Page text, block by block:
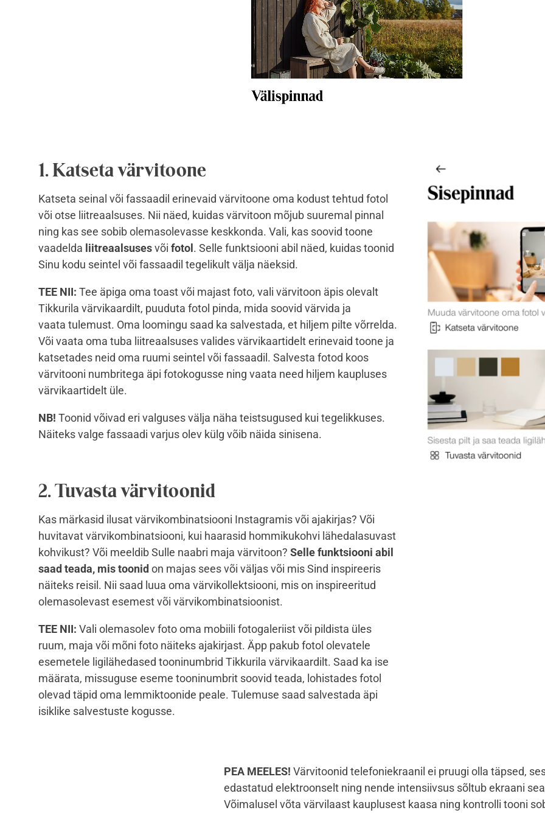
1.Katseta värvitoone
Katseta seinal või fassaadil erinevaid värvitoone oma kodust tehtud fotol
või otse liitreaalsuses. Nii näed, kuidas värvitoon mõjub suuremal pinnal
ning kas see sobib olemasolevasse keskkonda. Vali, kas soovid toone
vaadelda liitreaalsusesvõi fotol . Selle funktsiooni abil näed, kuidas toonid
Sinu kodu seintel või fassaadil tegelikult välja näeksid.
TEE NII: Tee äpiga oma toast või majast foto, vali värvitoon äpis olevalt
Tikkurila värvikaardilt, puuduta fotol pinda, mida soovid värvida ja
vaata tulemust. Oma loomingu saad ka salvestada, et hiljem pilte võrrelda.
Või vaata oma tuba liitreaalsuses valides värvikaartidelt erinevaid toone ja
katsetades neid oma ruumi seintel või fassaadil. Salvesta fotod koos
värvitooni numbritega äpi fotokogusse ning vaata need hiljem kaupluses
värvikaartidelt üle.
NB! Toonid võivad eri valguses välja näha teistsugused kui tegelikkuses.
Näiteks valge fassaadi varjus olev külg võib näida sinisena.
2.Tuvasta värvitoonid
Kas märkasid ilusat värvikombinatsiooni Instagramis või ajakirjas? Või
huvitavat värvikombinatsiooni, kui haarasid hommikukohvi lähedalasuvast
kohvikust? Või meeldib Sulle naabri maja värvitoon? Selle funktsiooni abil
saad teada, mis toonid on majas sees või väljas või mis Sind inspireeris
näiteks reisil. Nii saad luua oma värvikollektsiooni, mis on inspireeritud
olemasolevast esemest või värvikombinatsioonist.
TEE NII: Vali olemasolev foto oma mobiili fotogaleriist või pildista üles
ruum, maja või mõni foto näiteks ajakirjast. Äpp pakub fotol olevatele
esemetele ligilähedased tooninumbrid Tikkurila värvikaardilt. Saad ka ise
määrata, missuguse eseme tooninumbrit soovid teada, lohistades fotol
olevad täpid oma lemmiktoonide peale. Tulemuse saad salvestada äpi
isiklike salvestuste kogusse.
PEA MEELES! Värvitoonid telefoniekraanil ei pruugi olla täpsed,
edastatud elektroonselt ning nende intensiivsus sõltub ekraani
Võimalusel võta värvilaast kauplusest kaasa ning kontrolli tooni